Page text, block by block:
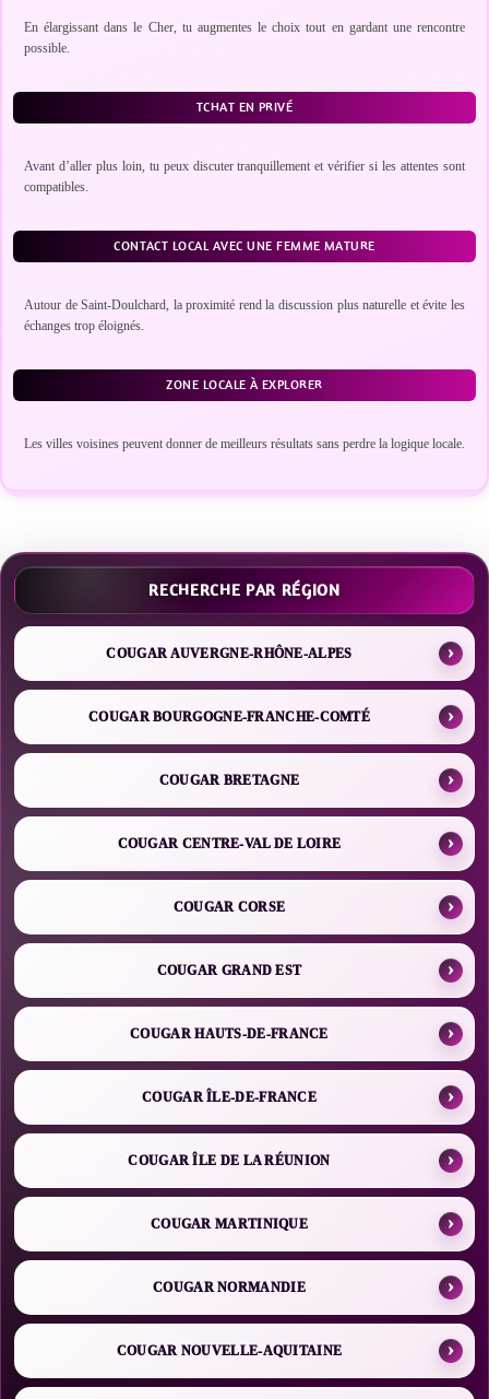
En élargissant dans le Cher, tu augmentes le choix tout en gardant une rencontre
possible.
TCHAT EN PRIVÉ
Avant d’aller plus loin, tu peux discuter tranquillement et vérifier si les attentes sont
compatibles.
CONTACT LOCAL AVEC UNE FEMME MATURE
Autour de Saint-Doulchard, la proximité rend la discussion plus naturelle et évite les
échanges trop éloignés.
ZONE LOCALE À EXPLORER
Les villes voisines peuvent donner de meilleurs résultats sans perdre la logique locale.
RECHERCHE PAR RÉGION
COUGAR AUVERGNE-RHÔNE-ALPES
COUGAR BOURGOGNE-FRANCHE-COMTÉ
COUGAR BRETAGNE
COUGAR CENTRE-VAL DE LOIRE
COUGAR CORSE
COUGAR GRAND EST
COUGAR HAUTS-DE-FRANCE
COUGAR ÎLE-DE-FRANCE
COUGAR ÎLE DE LA RÉUNION
COUGAR MARTINIQUE
COUGAR NORMANDIE
COUGAR NOUVELLE-AQUITAINE